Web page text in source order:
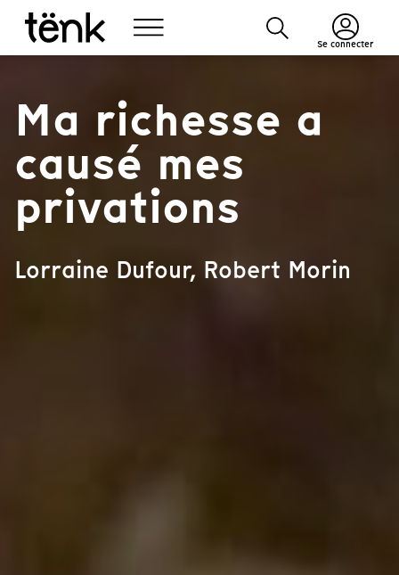
Se connecter
Ma richesse a
causé mes
privations
Lorraine Dufour, Robert Morin